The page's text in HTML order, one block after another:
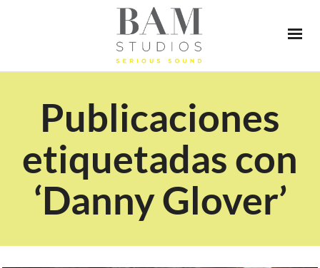
Publicaciones
etiquetadas con
‘Danny Glover’